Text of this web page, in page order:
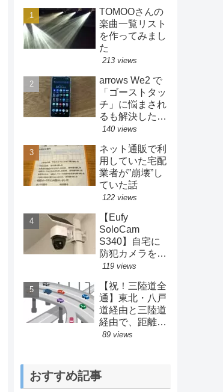
TOMOOさんの
楽曲一覧リスト
を作ってみまし
た
213 views
arrows We2 で
「ゴーストタッ
チ」に悩まされ
るも解決した方
法とは？
140 views
ネット通販で利
用していた宅配
業者が”崩壊”し
ていた話
122 views
【Eufy
SoloCam
S340】自宅に
防犯カメラを設
置してみた結果
119 views
【祝！三陸道全
通】東北・八戸
道経由と三陸道
経由で、距離・
料金・時間を比
89 views
おすすめ記事